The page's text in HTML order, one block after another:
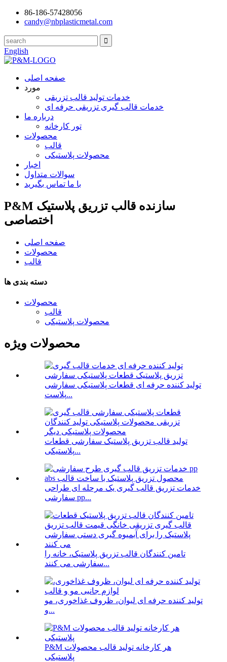
86-186-57428056
candy@nbplasticmetal.com
English
صفحه اصلی
مورد
خدمات تولید قالب تزریقی
خدمات قالب گیری تزریقی حرفه ای
درباره ما
تور کارخانه
محصولات
قالب
محصولات پلاستیکی
اخبار
سوالات متداول
با ما تماس بگیرید
P&M سازنده قالب تزریق پلاستیک
اختصاصی
صفحه اصلی
محصولات
قالب
دسته بندی ها
محصولات
قالب
محصولات پلاستیکی
محصولات ویژه
تولید کننده حرفه ای قطعات پلاستیکی سفارشی
پلاست...
تولید قالب تزریق پلاستیک سفارشی قطعات
پلاستیکی...
خدمات تزریق قالب گیری یک مرحله ای طراحی
سفارشی pp...
تامین کنندگان قالب تزریق پلاستیک، خانه را
سفارشی می کنند...
تولید کننده حرفه ای لیوان، ظروف غذاخوری، مو
و...
P&M هر کارخانه تولید قالب محصولات
پلاستیکی